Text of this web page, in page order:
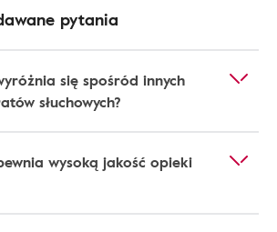
pytania
się spośród innych
słuchowych?
wysoką jakość opieki